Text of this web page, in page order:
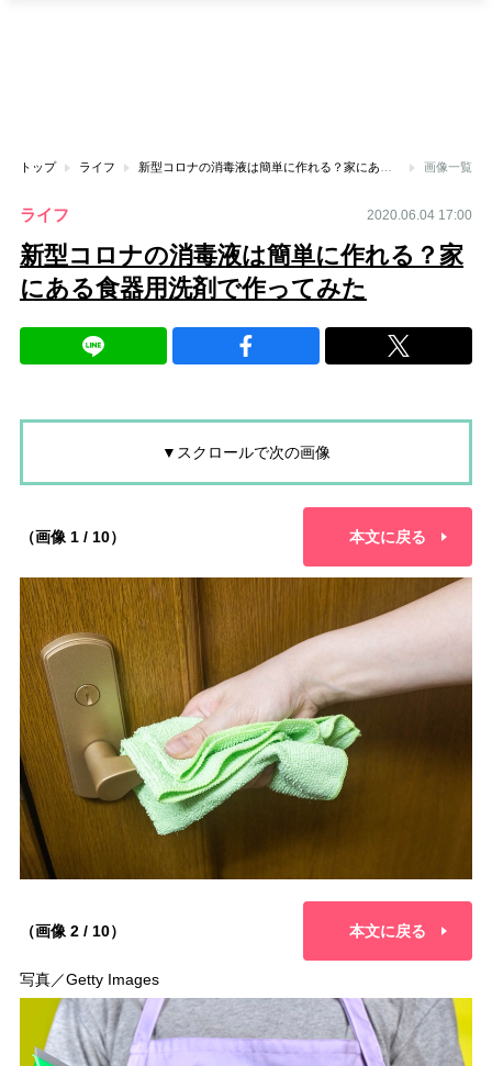
トップ ライフ 画像一覧
ライフ 2020.06.04 17:00
新型コロナの消毒液は簡単に作れる？家
にある食器用洗剤で作ってみた
▼スクロールで次の画像
（画像 1 / 10） 本文に戻る
（画像 2 / 10） 本文に戻る
写真／Getty Images